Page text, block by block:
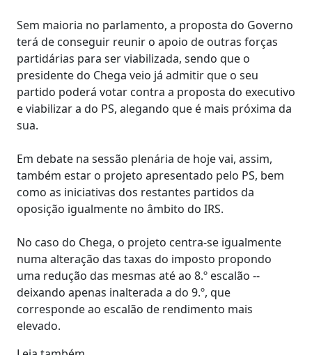
Sem maioria no parlamento, a proposta do Governo
terá de conseguir reunir o apoio de outras forças
partidárias para ser viabilizada, sendo que o
presidente do Chega veio já admitir que o seu
partido poderá votar contra a proposta do executivo
e viabilizar a do PS, alegando que é mais próxima da
sua.
Em debate na sessão plenária de hoje vai, assim,
também estar o projeto apresentado pelo PS, bem
como as iniciativas dos restantes partidos da
oposição igualmente no âmbito do IRS.
No caso do Chega, o projeto centra-se igualmente
numa alteração das taxas do imposto propondo
uma redução das mesmas até ao 8.º escalão --
deixando apenas inalterada a do 9.º, que
corresponde ao escalão de rendimento mais
elevado.